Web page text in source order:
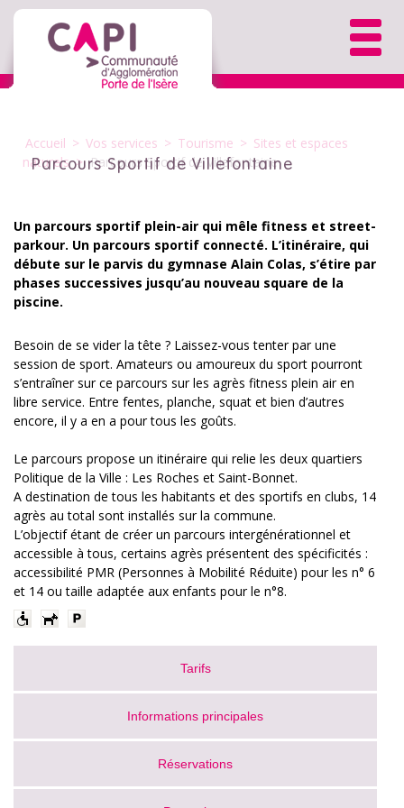
Accueil > Vos services > Tourisme > Sites et espaces
naturels>Parcours Sportif de Villefontaine
Parcours Sportif de Villefontaine
Un parcours sportif plein-air qui mêle fitness et street-
parkour. Un parcours sportif connecté. L’itinéraire, qui
débute sur le parvis du gymnase Alain Colas, s’étire par
phases successives jusqu’au nouveau square de la
piscine.
Besoin de se vider la tête ? Laissez-vous tenter par une
session de sport. Amateurs ou amoureux du sport pourront
s’entraîner sur ce parcours sur les agrès fitness plein air en
libre service. Entre fentes, planche, squat et bien d’autres
encore, il y a en a pour tous les goûts.
Le parcours propose un itinéraire qui relie les deux quartiers
Politique de la Ville : Les Roches et Saint-Bonnet.
A destination de tous les habitants et des sportifs en clubs, 14
agrès au total sont installés sur la commune.
L’objectif étant de créer un parcours intergénérationnel et
accessible à tous, certains agrès présentent des spécificités :
accessibilité PMR (Personnes à Mobilité Réduite) pour les n° 6
et 14 ou taille adaptée aux enfants pour le n°8.
Tarifs
Informations principales
Réservations